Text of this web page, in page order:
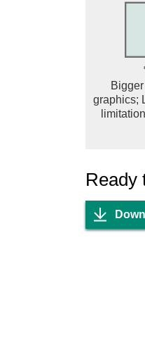
graphics;
Ready